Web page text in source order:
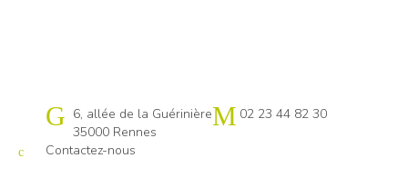
Cap emploi 35
6, allée de la Guérinière
35000 Rennes
02 23 44 82 30
Contactez-nous